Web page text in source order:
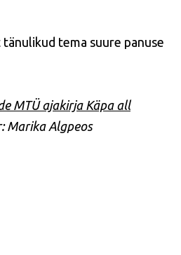
tema suure panuse
MTÜ ajakirja Käpa all
Marika Algpeos